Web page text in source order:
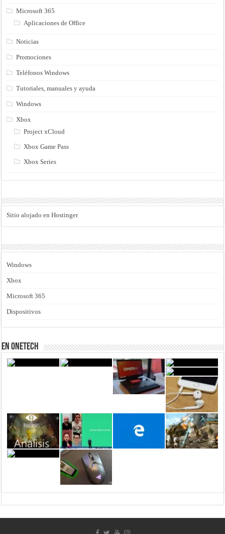
Microsoft 365
Aplicaciones de Office
Noticias
Promociones
Teléfonos Windows
Tutoriales, manuales y ayuda
Windows
Xbox
Project xCloud
Xbox Game Pass
Xbox Series
Sitio alojado en Hostinger
Windows
Xbox
Microsoft 365
Dispositivos
En Onetech